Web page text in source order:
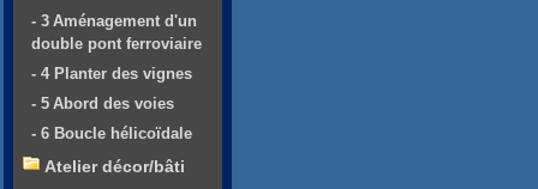
- 3 Aménagement d'un
double pont ferroviaire
- 4 Planter des vignes
- 5 Abord des voies
- 6 Boucle hélicoïdale
Atelier décor/bâti